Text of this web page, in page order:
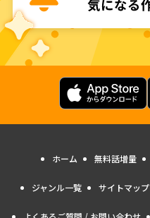
ホーム 無料話増量
ジャンル一覧 サイトマップ